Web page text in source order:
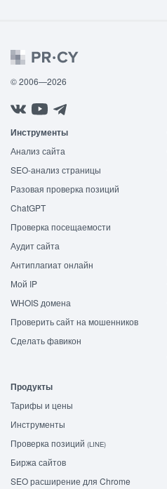
© 2006—2026
Инструменты
Анализ сайта
SEO-анализ страницы
Разовая проверка позиций
ChatGPT
Проверка посещаемости
Аудит сайта
Антиплагиат онлайн
Мой IP
WHOIS домена
Проверить сайт на мошенников
Сделать фавикон
Продукты
Тарифы и цены
Инструменты
Проверка позиций (LINE)
Биржа сайтов
SEO расширение для Chrome